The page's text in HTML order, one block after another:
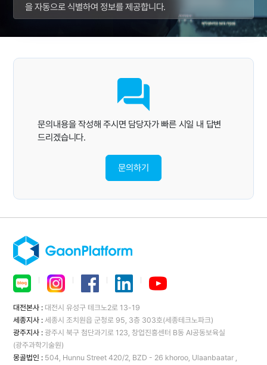
을 자동으로 식별하여 정보를 제공합니다.
문의내용을 작성해 주시면 담당자가 빠른 시일 내 답변
드리겠습니다.
문의하기
대전본사 : 대전시 유성구 테크노2로 13-19
세종지사 :세종시 조치원읍 군청로 95, 3층 303호(세종테크노파크)
광주지사 :광주시 북구 첨단과기로 123, 창업진흥센터 B동 AI공동보육실
(광주과학기술원)
몽골법인 : 504, Hunnu Street 420/2, BZD - 26 khoroo, Ulaanbaatar ,